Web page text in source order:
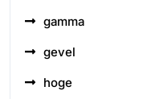
gamma
gevel
hoge